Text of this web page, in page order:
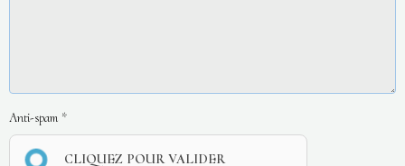
Anti-spam
CLIQUEZ POUR VALIDER